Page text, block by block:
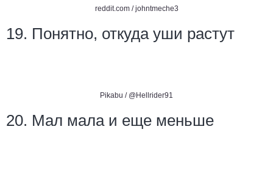
reddit.com /johntmeche3
19. Понятно, откуда уши растут
Pikabu / @Hellrider91
20. Мал мала и еще меньше